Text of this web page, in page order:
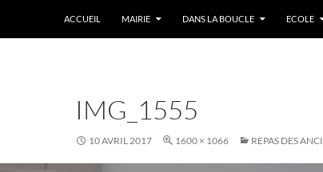
ACCUEIL MAIRIE DANS LA BOUCLE ECOLE
IMG_1555
10 AVRIL 2017 1600 × 1066 REPAS DES